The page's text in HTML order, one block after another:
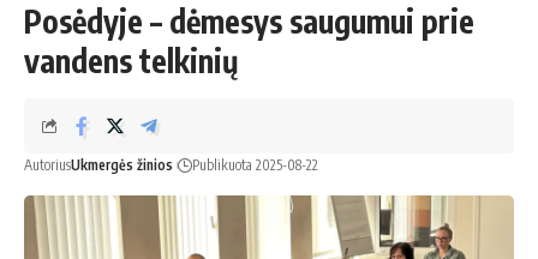
Posėdyje – dėmesys saugumui prie
vandens telkinių
AutoriusUkmergės žinios Publikuota 2025-08-22